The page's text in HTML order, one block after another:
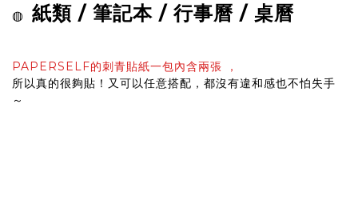
◍ 紙類 / 筆記本 / 行事曆 / 桌曆
PAPERSELF的刺青貼紙一包內含兩張 ，
所以真的很夠貼！又可以任意搭配，都沒有違和感也不怕失手
～